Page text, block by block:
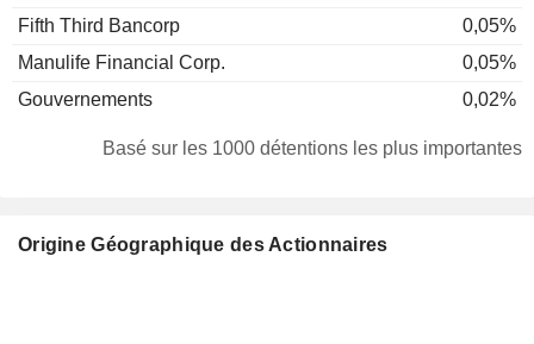
Fifth Third Bancorp
0,05%
Manulife Financial Corp.
0,05%
Gouvernements
0,02%
Basé sur les 1000 détentions les plus importantes
Origine Géographique des Actionnaires